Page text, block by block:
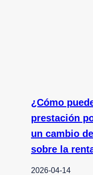
¿Cómo
prestación
un cambio
sobre la
2026-04-14